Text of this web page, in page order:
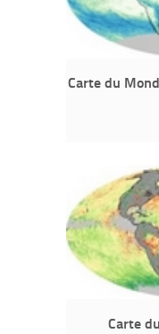
Carte du
Carte